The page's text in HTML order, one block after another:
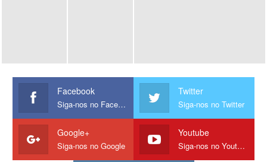
Facebook
Siga-nos no Facebook
Twitter
Siga-nos no Twitter
Google+
Siga-nos no Google
Youtube
Siga-nos no Youtube